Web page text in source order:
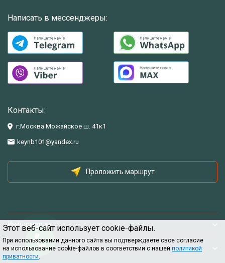
Этот веб-сайт использует cookie-файлы.
При использовании данного сайта вы подтверждаете свое согласие
на использование cookie-файлов в соответствии с нашей политикой
приватности.
Написать в мессенджеры:
Контакты:
г.Москва Можайское ш. 41к1
keynb101@yandex.ru
Проложить маршрут
Информация
Помощь